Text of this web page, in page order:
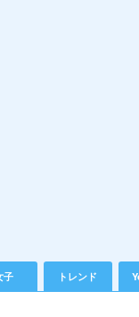
子 トレンド